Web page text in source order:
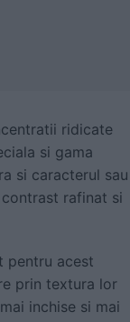
ridicate
si gama
si caracterul sau
rafinat si
pentru acest
prin textura lor
inchise si mai